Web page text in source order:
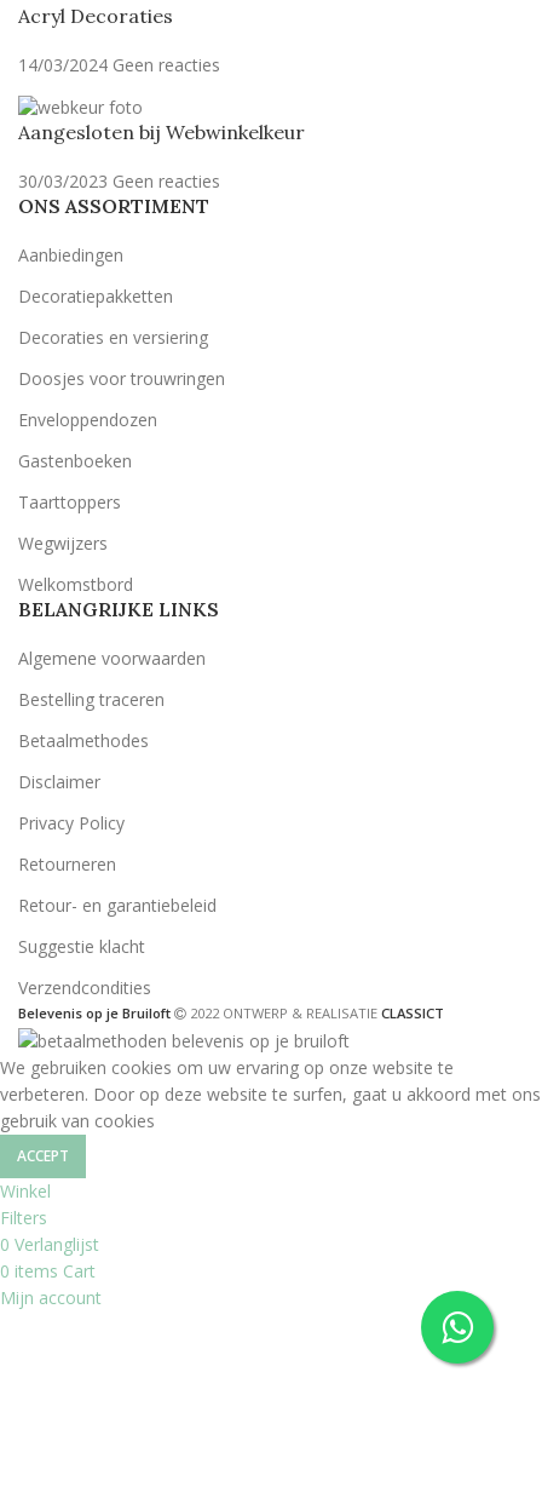
Acryl Decoraties
14/03/2024 Geen reacties
Aangesloten bij Webwinkelkeur
30/03/2023 Geen reacties
ONS ASSORTIMENT
Aanbiedingen
Decoratiepakketten
Decoraties en versiering
Doosjes voor trouwringen
Enveloppendozen
Gastenboeken
Taarttoppers
Wegwijzers
Welkomstbord
BELANGRIJKE LINKS
Algemene voorwaarden
Bestelling traceren
Betaalmethodes
Disclaimer
Privacy Policy
Retourneren
Retour- en garantiebeleid
Suggestie klacht
Verzendcondities
Belevenis op je Bruiloft 2022 ONTWERP & REALISATIE CLASSICT
We gebruiken cookies om uw ervaring op onze website te
verbeteren. Door op deze website te surfen, gaat u akkoord met ons
gebruik van cookies
ACCEPT
Winkel
Filters
0 Verlanglijst
0 items Cart
Mijn account